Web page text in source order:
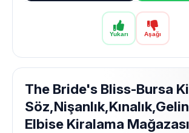
Yukarı Aşağı
The Bride's Bliss-Bursa
Elbise Kiralama Mağazası